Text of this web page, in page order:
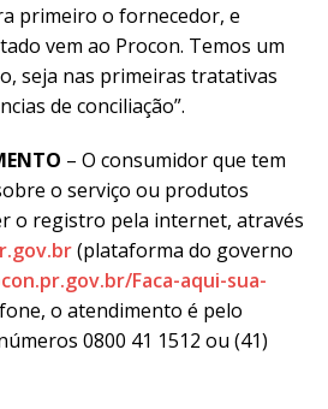
primeiro o fornecedor, e
vem ao Procon. Temos um
seja nas primeiras tratativas
de conciliação”.
– O consumidor que tem
o serviço ou produtos
o registro pela internet, através
(plataforma do governo
Faca-aqui-sua-
o atendimento é pelo
0800 41 1512 ou (41)